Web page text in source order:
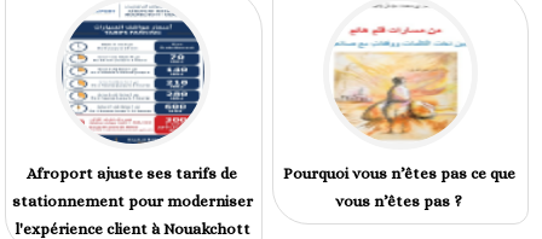
Afroport ajuste ses tarifs de
stationnement pour moderniser
l'expérience client à Nouakchott
Pourquoi vous n’êtes pas ce que
vous n’êtes pas ?